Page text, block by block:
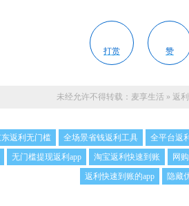
打赏 赞
未经允许不得转载： 麦享生活» 返
返利无门槛 全场景省钱返利工具 全平台返
无门槛提现返利app 淘宝返利快速到账 网
返利快速到账的app
隐藏